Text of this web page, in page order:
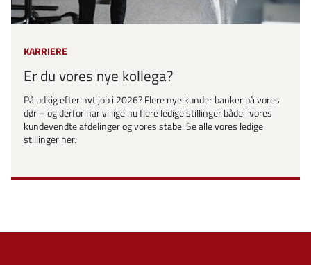
KARRIERE
Er du vores nye kollega?
På udkig efter nyt job i 2026? Flere nye kunder banker på vores
dør – og derfor har vi lige nu flere ledige stillinger både i vores
kundevendte afdelinger og vores stabe. Se alle vores ledige
stillinger her.